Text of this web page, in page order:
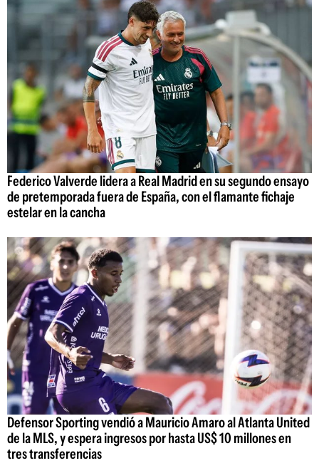
Federico Valverde lidera a Real Madrid en su segundo ensayo
de pretemporada fuera de España, con el flamante fichaje
estelar en la cancha
Defensor Sporting vendió a Mauricio Amaro al Atlanta United
de la MLS, y espera ingresos por hasta US$ 10 millones en
tres transferencias